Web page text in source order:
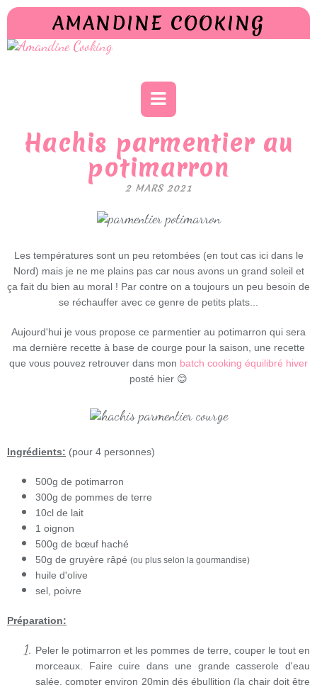
AMANDINE COOKING
Hachis parmentier au
potimarron
2 MARS 2021
Les températures sont un peu retombées (en tout cas ici dans le
Nord) mais je ne me plains pas car nous avons un grand soleil et
ça fait du bien au moral ! Par contre on a toujours un peu besoin de
se réchauffer avec ce genre de petits plats...
Aujourd'hui je vous propose ce parmentier au potimarron qui sera
ma dernière recette à base de courge pour la saison, une recette
que vous pouvez retrouver dans mon batch cooking équilibré hiver
posté hier 😊
Ingrédients: (pour 4 personnes)
500g de potimarron
300g de pommes de terre
10cl de lait
1 oignon
500g de bœuf haché
50g de gruyère râpé (ou plus selon la gourmandise)
huile d'olive
sel, poivre
Préparation:
Peler le potimarron et les pommes de terre, couper le tout en
morceaux. Faire cuire dans une grande casserole d'eau
salée, compter environ 20min dés ébullition (la chair doit être